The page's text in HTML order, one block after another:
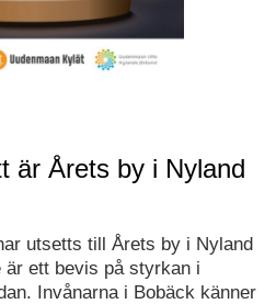
är Årets by i Nyland
utsetts till Årets by i Nyland
är ett bevis på styrkan i
Invånarna i Bobäck känner